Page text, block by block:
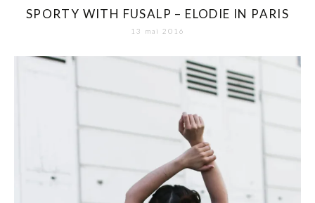
SPORTY WITH FUSALP – ELODIE IN PARIS
13 mai 2016